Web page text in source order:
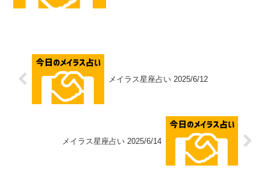
メイラス星座占い 2025/6/12
メイラス星座占い 2025/6/14